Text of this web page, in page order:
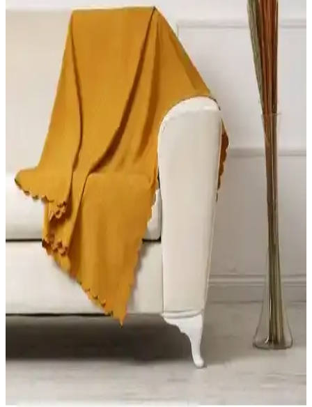
Koltuk Örtüsü Karşılaştırması: Viaden Asya ve Ella
Modellerinin Özellikleri ve Performansı
Viaden Asya ve Ella koltuk örtülerinin malzeme, boyut, renk ve
kullanım özelliklerini detaylı karşılaştırıyoruz. Kullanıcı
yorumlarıyla ürünlerin avantajları ve dezavantajlarını ortaya
Karaca Home Wilma Antrasit Koltuk Örtüsü
İncelemesi ve Kullanıcı Yorumları
Wilma antrasit koltuk örtüsü, şık tasarımı ve kullanım kolaylığıyla
öne çıkar. Yıkama sonrası çekme sorunlarına dikkat edilmelidir,
estetik ve dayanıklılık açısından kullanıcı yorumları önemli bilgiler
sunar.
Bright Home ve Faiend Koltuk Kılıfı Örtüsü
Karşılaştırması: Malzeme, Uyum ve Bakım
Bu karşılaştırma Bright Home 3.3.1.1 ile Faiend bal peteği desenli
koltuk kılıfı/örtüsü modellerinin malzeme, kapsama, desen ve bakım
talimatlarını teknik olarak inceler; kullanıcı yorumlarıyla dengeli bir
değerlendirme sunar.
FavoriTeks Koltuk Çekyat Örtüsü: Şık ve Dayanıklı
Tasarım ile Konfor ve Estetik Bir Arada
ve kullanışlıdır, ev dekorasyonunu tamamlar.